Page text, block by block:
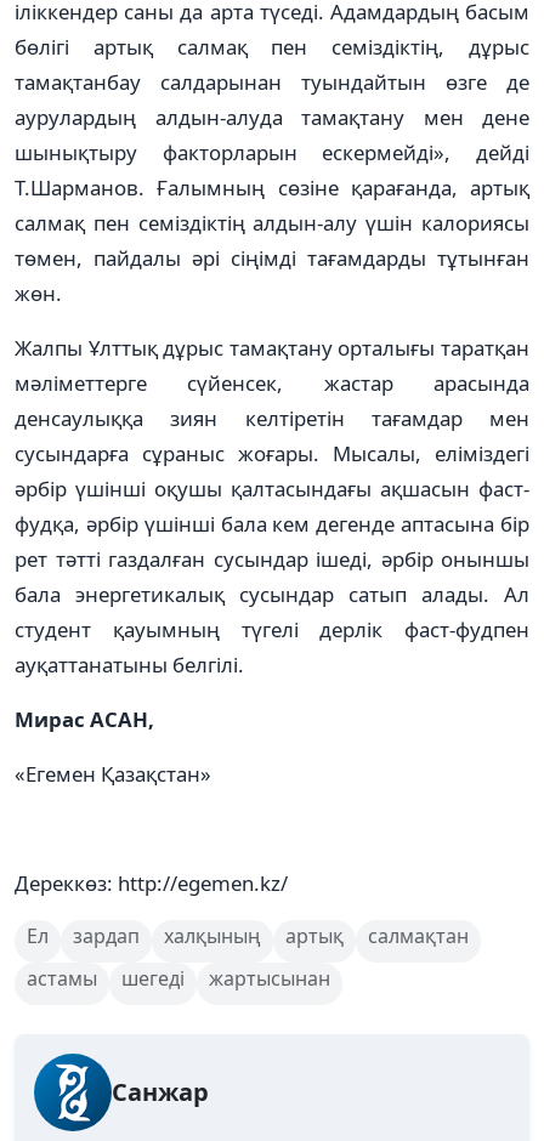
іліккендер саны да арта түседі. Адамдардың басым
бөлігі артық салмақ пен семіздіктің, дұрыс
тамақтанбау салдарынан туындайтын өзге де
аурулардың алдын-алуда тамақтану мен дене
шынықтыру факторларын ескермейді», дейді
Т.Шарманов. Ғалымның сөзіне қарағанда, артық
салмақ пен семіздіктің алдын-алу үшін калориясы
төмен, пайдалы әрі сіңімді тағамдарды тұтынған
жөн.
Жалпы Ұлттық дұрыс тамақтану орталығы таратқан
мәліметтерге сүйенсек, жастар арасында
денсаулыққа зиян келтіретін тағамдар мен
сусындарға сұраныс жоғары. Мысалы, еліміздегі
әрбір үшінші оқушы қалтасындағы ақшасын фаст-
фудқа, әрбір үшінші бала кем дегенде аптасына бір
рет тәтті газдалған сусындар ішеді, әрбір оныншы
бала энергетикалық сусындар сатып алады. Ал
студент қауымның түгелі дерлік фаст-фудпен
ауқаттанатыны белгілі.
Мирас АСАН,
«Егемен Қазақстан»
Дереккөз: http://egemen.kz/
Ел зардап халқының артық
салмақтан
астамы
шегеді жартысынан
Санжар